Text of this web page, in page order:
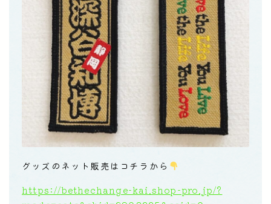
グッズのネット販売はコチラから
https://bethechange-kai.shop-pro.jp/?